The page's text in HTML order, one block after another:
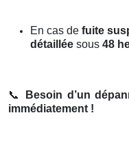
En cas de fuite
détaillée sous 48
📞
Besoin d’un
immédiatement !